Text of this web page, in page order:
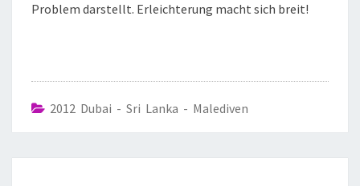
Problem darstellt. Erleichterung macht sich breit!
2012 Dubai - Sri Lanka - Malediven